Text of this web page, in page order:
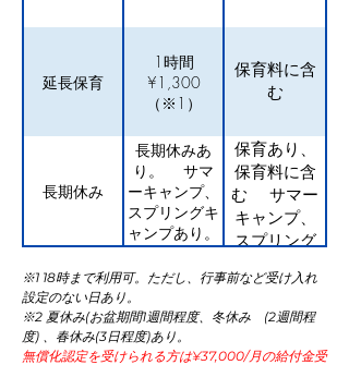
延長保育
1時間
¥1,300
（※1）
保育料に含
む
長期休み
長期休みあ
り。 サマ
ーキャンプ、
スプリングキ
ャンプあり。
保育あり、
保育料に含
む サマー
キャンプ、
スプリング
料参加
（※2）
※1 18時まで利用可。ただし、行事前など受け入れ
設定のない日あり。
※2 夏休み(お盆期間1週間程度、冬休み (2週間程
度) 、春休み(3日程度)あり。
無償化認定を受けられる方は¥37,000/月の給付金受